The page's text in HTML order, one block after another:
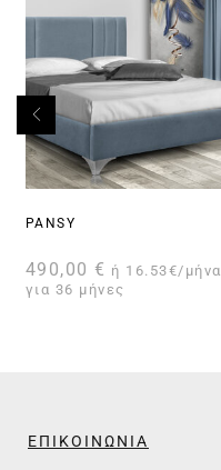
PANSY
490,00 € ή 16.53€/μήνα
για 36 μήνες
ΕΠΙΚΟΙΝΩΝΙΑ